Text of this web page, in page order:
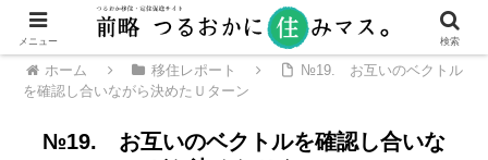
ホーム 移住レポート
№19. お互いのベクトル
を確認し合いながら決めたＵターン
№19. お互いのベクトルを確認し合いな
メニュー 検索